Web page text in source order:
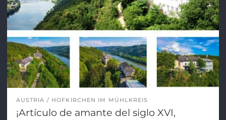
AUSTRIA HOFKIRCHEN IM MÜHLKREIS
¡Artículo de amante del siglo XVI,